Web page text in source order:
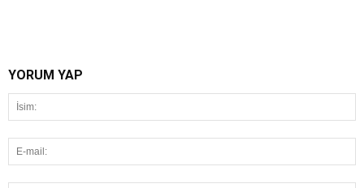
YORUM YAP